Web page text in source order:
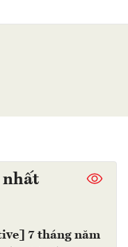
nhất
7 tháng năm